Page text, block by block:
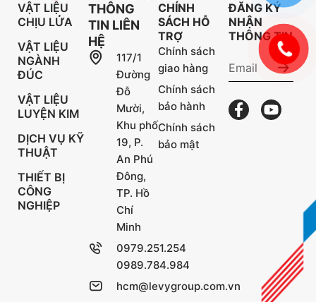
VẬT LIỆU
CHỊU LỬA
VẬT LIỆU
NGÀNH
ĐÚC
VẬT LIỆU
LUYỆN KIM
DỊCH VỤ KỸ
THUẬT
THIẾT BỊ
CÔNG
NGHIỆP
THÔNG
TIN LIÊN
HỆ
117/1
Đường
Đỗ
Mười,
Khu phố
19, P.
An Phú
Đông,
TP. Hồ
Chí
Minh
0979.251.254
0989.784.984
hcm@levygroup.com.vn
CHÍNH
SÁCH HỖ
TRỢ
Chính sách
giao hàng
Chính sách
bảo hành
Chính sách
bảo mật
ĐĂNG KÝ
NHẬN
THÔNG TIN